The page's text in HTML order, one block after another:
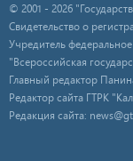
© 2001 - 2026
Свидетельство о
Учредитель
"Всероссийская
Главный редактор
Редактор сайта ГТРК
Редакция сайта: